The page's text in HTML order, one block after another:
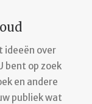
ideeën over
bent op zoek
en andere
publiek wat